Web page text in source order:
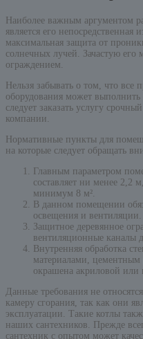
Наиболее важным аргументом
является его непосредственная
максимальная защита от
солнечных лучей. Зачастую его
ограждением.
Нельзя забывать о том, что все
оборудования может
следует заказать услугу
компании.
Нормативные пункты для
на которые следует обращать
Главным параметром
составляет ни менее 2,2
минимум 8 м².
В данном помещении
освещения и вентиляции.
Защитное деревянное
вентиляционные каналы
Внутренняя обработка
материалами, цементным
окрашена акриловой или
Данные требования не
камеру сгорания, так как они
эксплуатации. Такие котлы
наших сантехников. Прежде
сантехник с опытом может